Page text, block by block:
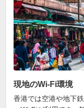
現地のWi-Fi環境
香港では空港や地下